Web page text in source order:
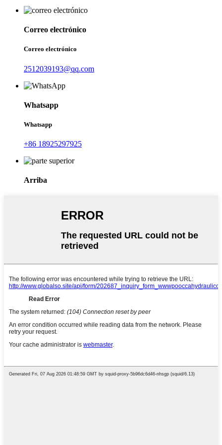
Correo electrónico
Correo electrónico
2512039193@qq.com
Whatsapp
Whatsapp
+86 18925297925
Arriba